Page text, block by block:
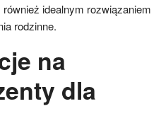
idealnym rozwiązaniem
rodzinne.
na
dla